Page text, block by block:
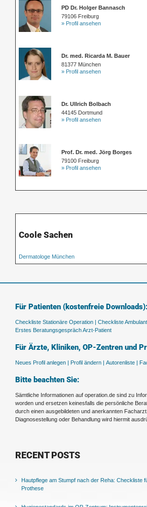
PD Dr. Holger Bannasch
79106 Freiburg
» Profil ansehen
Dr. med. Ricarda M. Bauer
81377 München
» Profil ansehen
Dr. Ullrich Bolbach
44145 Dortmund
» Profil ansehen
Prof. Dr. med. Jörg Borges
79100 Freiburg
» Profil ansehen
Coole Sachen
Dermatologe München
Für Patienten (kostenfreie Downloads):
Checkliste Stationäre Operation |
Checkliste
Erstes Beratungsgespräch Arzt-Patient
Für Ärzte, Kliniken, OP-Zentren und
Neues Profil anlegen | Profil ändern | Autorenliste |
Bitte beachten Sie:
Sämtliche Informationen auf operation.de sind zu
worden und ersetzen keinesfalls die persönliche
durch einen ausgebildeten und anerkannten
Diagnosestellung oder Behandlung wird hiermit
RECENT POSTS
Hautpflege am Stumpf nach der Reha: Checkliste
Prothese